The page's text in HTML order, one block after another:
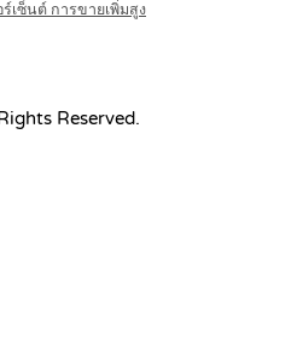
ร์เซ็นต์ การขายเพิ่มสูง
Reserved.